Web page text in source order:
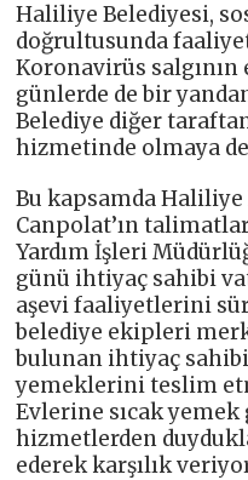
Haliliye Belediyesi,
doğrultusunda
Koronavirüs
günlerde de bir
Belediye diğer
hizmetinde olmaya
Bu kapsamda Haliliye
Canpolat’ın
Yardım İşleri
günü ihtiyaç sahibi
aşevi faaliyetlerini
belediye ekipleri
bulunan ihtiyaç
yemeklerini teslim
Evlerine sıcak
hizmetlerden
ederek karşılık